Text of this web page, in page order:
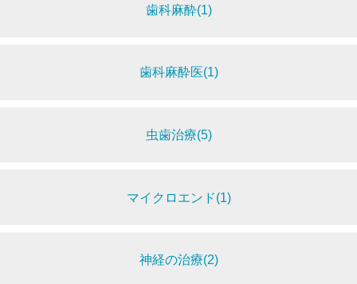
歯科麻酔(1)
歯科麻酔医(1)
虫歯治療(5)
マイクロエンド(1)
神経の治療(2)